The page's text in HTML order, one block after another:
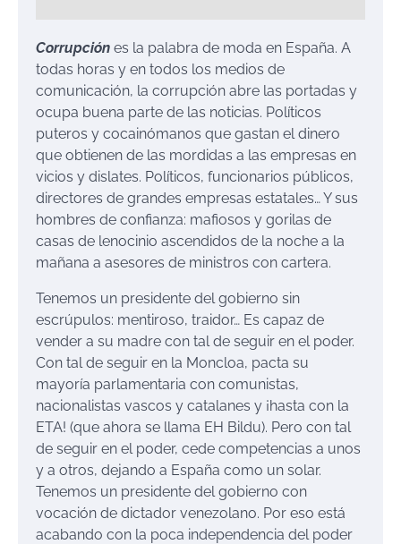
Corrupción es la palabra de moda en España. A
todas horas y en todos los medios de
comunicación, la corrupción abre las portadas y
ocupa buena parte de las noticias. Políticos
puteros y cocainómanos que gastan el dinero
que obtienen de las mordidas a las empresas en
vicios y dislates. Políticos, funcionarios públicos,
directores de grandes empresas estatales… Y sus
hombres de confianza: mafiosos y gorilas de
casas de lenocinio ascendidos de la noche a la
mañana a asesores de ministros con cartera.
Tenemos un presidente del gobierno sin
escrúpulos: mentiroso, traidor… Es capaz de
vender a su madre con tal de seguir en el poder.
Con tal de seguir en la Moncloa, pacta su
mayoría parlamentaria con comunistas,
nacionalistas vascos y catalanes y ¡hasta con la
ETA! (que ahora se llama EH Bildu). Pero con tal
de seguir en el poder, cede competencias a unos
y a otros, dejando a España como un solar.
Tenemos un presidente del gobierno con
vocación de dictador venezolano. Por eso está
acabando con la poca independencia del poder